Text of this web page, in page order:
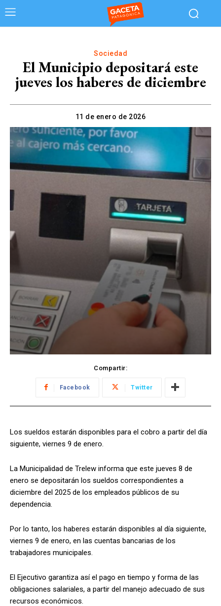
Sociedad
El Municipio depositará este
jueves los haberes de diciembre
11 de enero de 2026
Compartir:
Facebook Twitter
Los sueldos estarán disponibles para el cobro a partir del día
siguiente, viernes 9 de enero.
La Municipalidad de Trelew informa que este jueves 8 de
enero se depositarán los sueldos correspondientes a
diciembre del 2025 de los empleados públicos de su
dependencia.
Por lo tanto, los haberes estarán disponibles al día siguiente,
viernes 9 de enero, en las cuentas bancarias de los
trabajadores municipales.
El Ejecutivo garantiza así el pago en tiempo y forma de las
obligaciones salariales, a partir del manejo adecuado de sus
recursos económicos.